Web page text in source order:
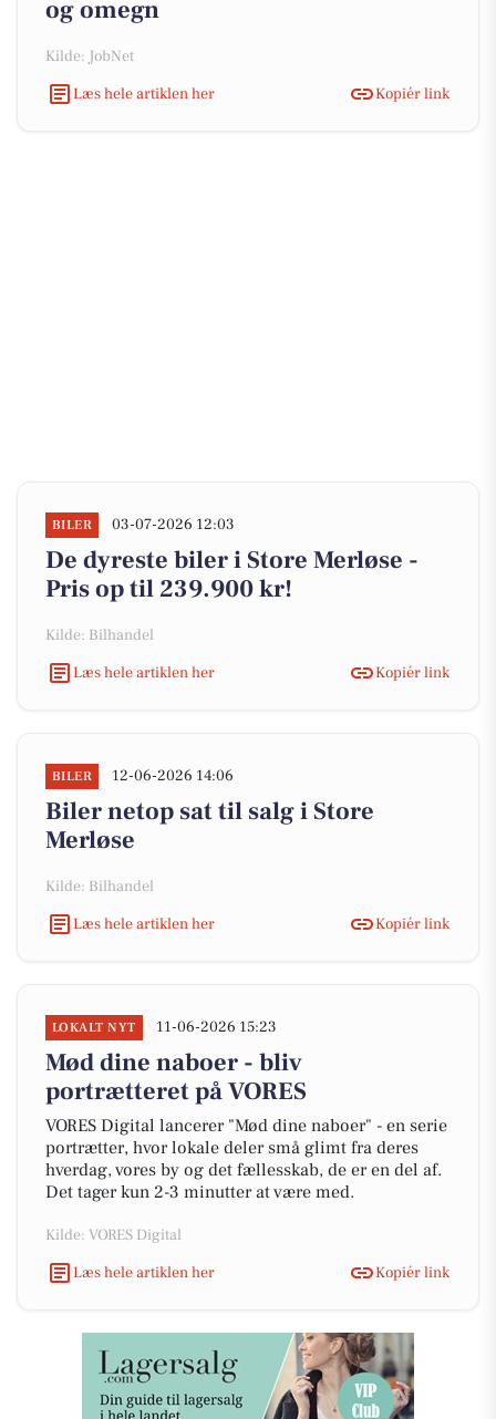
og omegn
Kilde: JobNet
Læs hele artiklen her
Kopiér link
BILER 03-07-2026 12:03
De dyreste biler i Store Merløse -
Pris op til 239.900 kr!
Kilde: Bilhandel
Læs hele artiklen her
Kopiér link
BILER 12-06-2026 14:06
Biler netop sat til salg i Store
Merløse
Kilde: Bilhandel
Læs hele artiklen her
Kopiér link
LOKALT NYT 11-06-2026 15:23
Mød dine naboer - bliv
portrætteret på VORES
VORES Digital lancerer "Mød dine naboer" - en serie
portrætter, hvor lokale deler små glimt fra deres
hverdag, vores by og det fællesskab, de er en del af.
Det tager kun 2-3 minutter at være med.
Kilde: VORES Digital
Læs hele artiklen her
Kopiér link